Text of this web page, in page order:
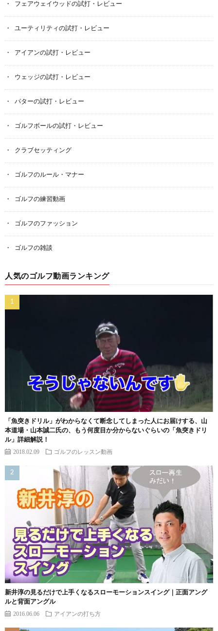
フェアウェイウッドの試打・レビュー
ユーティリティの試打・レビュー
アイアンの試打・レビュー
ウェッジの試打・レビュー
パターの試打・レビュー
ゴルフボールの試打・レビュー
クラブセッティング
ゴルフのルール・マナー
ゴルフの練習動画
ゴルフのファッション
ゴルフの雑談
人気のゴルフ動画ランキング
「魚突きドリル」がわからなくて断念してしまった人にお届けする、山
本道場・山本誠二氏の、もう何度目か分からないぐらいの「魚突きドリ
ル」詳細解説！
2018.02.09 ゴルフのレッスン動画
新井淳の見るだけで上手くなるスローモーションスイング｜正面アング
ルと背面アングル
2016.06.06 アイアンの打ち方